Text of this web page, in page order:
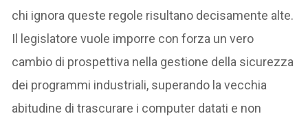
chi ignora queste regole risultano decisamente alte.
Il legislatore vuole imporre con forza un vero
cambio di prospettiva nella gestione della sicurezza
dei programmi industriali, superando la vecchia
abitudine di trascurare i computer datati e non